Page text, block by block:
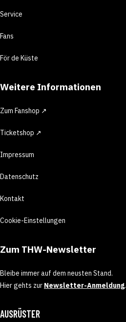
Service
Fans
För de Küste
Weitere Informationen
Zum Fanshop ↗
Ticketshop ↗
Impressum
Datenschutz
Kontakt
Cookie-Einstellungen
Zum THW-Newsletter
Bleibe immer auf dem neusten Stand.
Hier gehts zur Newsletter-Anmeldung.
AUSRÜSTER